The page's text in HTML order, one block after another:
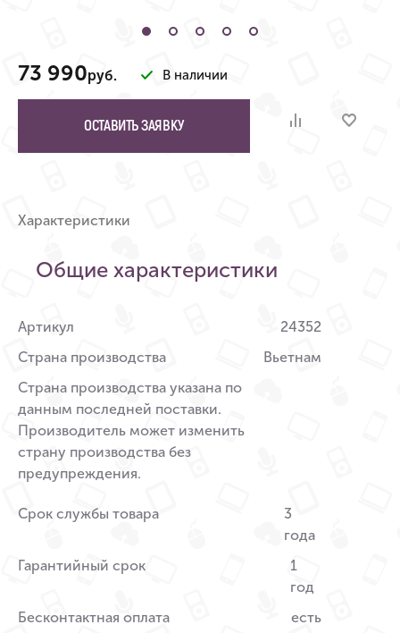
73 990руб. В наличии
ОСТАВИТЬ ЗАЯВКУ
Характеристики
Общие характеристики
Артикул
24352
Страна производства
Страна производства указана по
данным последней поставки.
Производитель может изменить
страну производства без
предупреждения.
Вьетнам
Срок службы товара
3
года
Гарантийный срок
1
год
Бесконтактная оплата
есть